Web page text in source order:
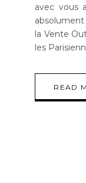
avec vous
absolument
la Vente
les
READ